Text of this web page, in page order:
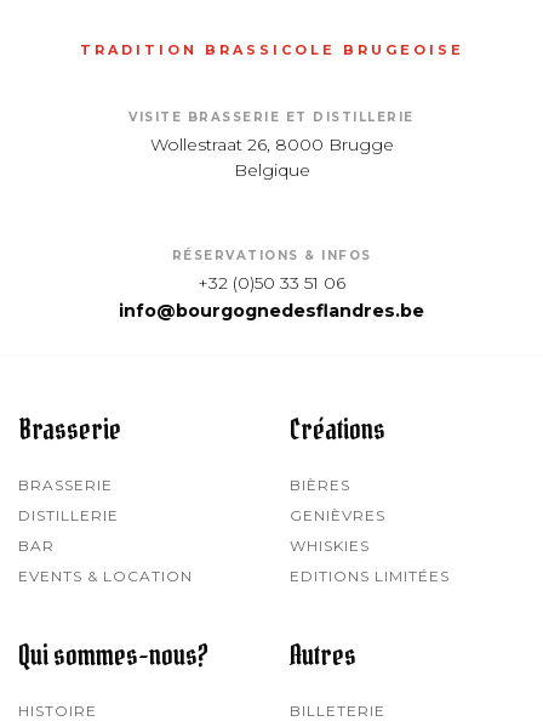
TRADITION BRASSICOLE BRUGEOISE
VISITE BRASSERIE ET DISTILLERIE
Wollestraat 26, 8000 Brugge
Belgique
RÉSERVATIONS & INFOS
+32 (0)50 33 51 06
info@bourgognedesflandres.be
Brasserie
BRASSERIE
DISTILLERIE
BAR
EVENTS & LOCATION
Créations
BIÈRES
GENIÈVRES
WHISKIES
EDITIONS LIMITÉES
Qui sommes-nous?
HISTOIRE
Autres
BILLETERIE